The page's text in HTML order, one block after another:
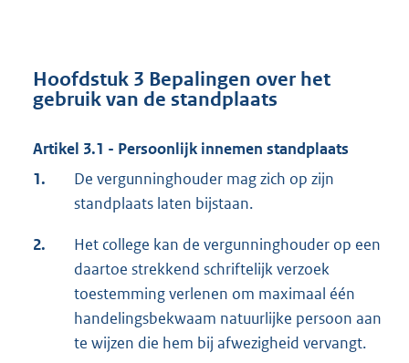
Hoofdstuk 3 Bepalingen over het
gebruik van de standplaats
Artikel 3.1 - Persoonlijk innemen standplaats
1.
De vergunninghouder mag zich op zijn
standplaats laten bijstaan.
2.
Het college kan de vergunninghouder op een
daartoe strekkend schriftelijk verzoek
toestemming verlenen om maximaal één
handelingsbekwaam natuurlijke persoon aan
te wijzen die hem bij afwezigheid vervangt.